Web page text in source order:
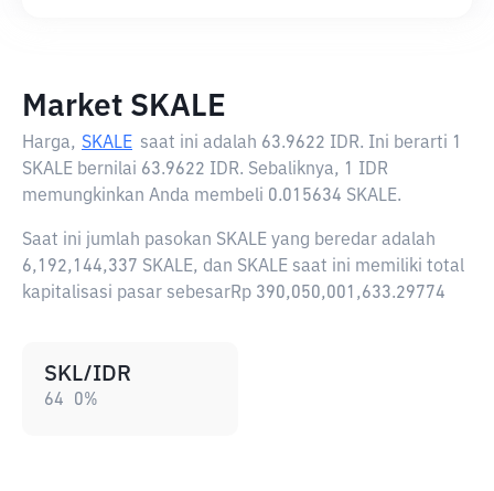
Market SKALE
Harga, SKALE saat ini adalah 63.9622 IDR. Ini berarti 1
SKALE bernilai 63.9622 IDR. Sebaliknya, 1 IDR
memungkinkan Anda membeli 0.015634 SKALE.
Saat ini jumlah pasokan SKALE yang beredar adalah
6,192,144,337 SKALE, dan SKALE saat ini memiliki total
kapitalisasi pasar sebesarRp 390,050,001,633.29774
SKL/IDR
64 0%